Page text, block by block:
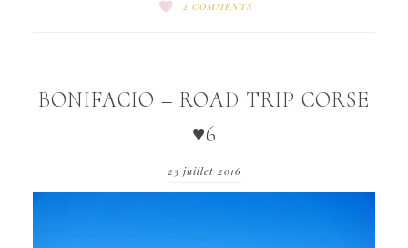
2 COMMENTS
BONIFACIO – ROAD TRIP CORSE
♥6
23 juillet 2016